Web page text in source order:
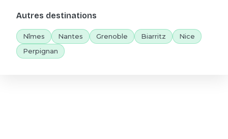
Autres destinations
Nîmes Nantes Grenoble Biarritz
Nice
Perpignan